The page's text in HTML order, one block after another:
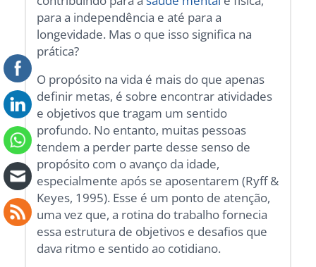
para a independência e até para a
longevidade. Mas o que isso significa na
prática?
O propósito na vida é mais do que apenas
definir metas, é sobre encontrar atividades
e objetivos que tragam um sentido
profundo. No entanto, muitas pessoas
tendem a perder parte desse senso de
propósito com o avanço da idade,
especialmente após se aposentarem (Ryff &
Keyes, 1995). Esse é um ponto de atenção,
uma vez que, a rotina do trabalho fornecia
essa estrutura de objetivos e desafios que
dava ritmo e sentido ao cotidiano.